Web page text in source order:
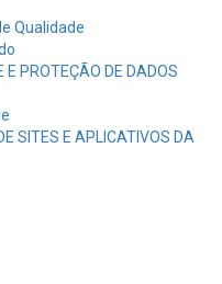
Qualidade
E PROTEÇÃO DE DADOS
SITES E APLICATIVOS DA